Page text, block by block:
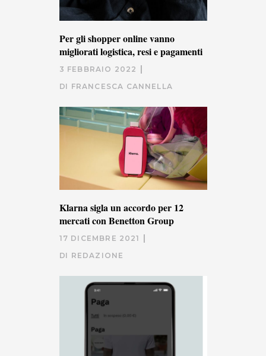
Per gli shopper online vanno
migliorati logistica, resi e pagamenti
3 FEBBRAIO 2022
DI FRANCESCA CANNELLA
Klarna sigla un accordo per 12
mercati con Benetton Group
17 DICEMBRE 2021
DI REDAZIONE